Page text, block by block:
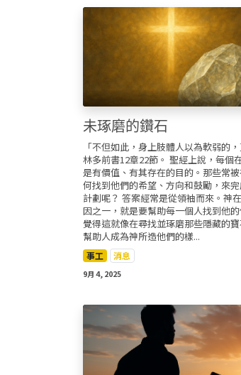
未琢磨的鑽石
「不但如此，身上肢體人以為軟弱的
林多前書12章22節。 聖經上說，每個
是有價值、有其存在的目的。那些常
何找到他們的希望、方向和鼓勵，來
計劃呢？ 答案經常是從領袖而來。神
因之一，就是要幫助每一個人找到他
覺得這就像在尋找並琢磨那些隱藏的
幫助人成為神所造他們的樣...
事工 消息
9月 4, 2025